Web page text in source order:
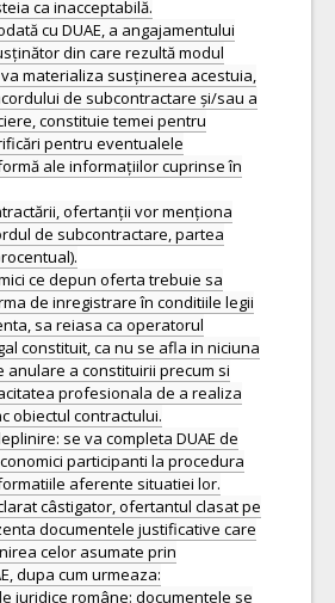
ca inacceptabilă.
cu DUAE, a angajamentului
din care rezultă modul
materializa susținerea acestuia,
de subcontractare și/sau a
constituie temei pentru
pentru eventualele
ale informațiilor cuprinse în
ofertanții vor menționa
de subcontractare, partea
ce depun oferta trebuie sa
de inregistrare în conditiile legii
sa reiasa ca operatorul
constituit, ca nu se afla in niciuna
anulare a constituirii precum si
profesionala de a realiza
obiectul contractului.
se va completa DUAE de
participanti la procedura
aferente situatiei lor.
câstigator, ofertantul clasat pe
documentele justificative care
celor asumate prin
dupa cum urmeaza:
juridice române: documentele se